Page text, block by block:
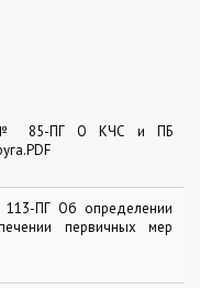
№ 85-ПГ О КЧС и ПБ
ПГ Об определении
первичных мер